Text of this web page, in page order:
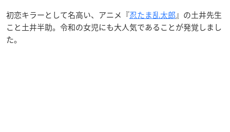
初恋キラーとして名高い、アニメ『忍たま乱太郎』の土井先生
こと土井半助。令和の女児にも大人気であることが発覚しまし
た。